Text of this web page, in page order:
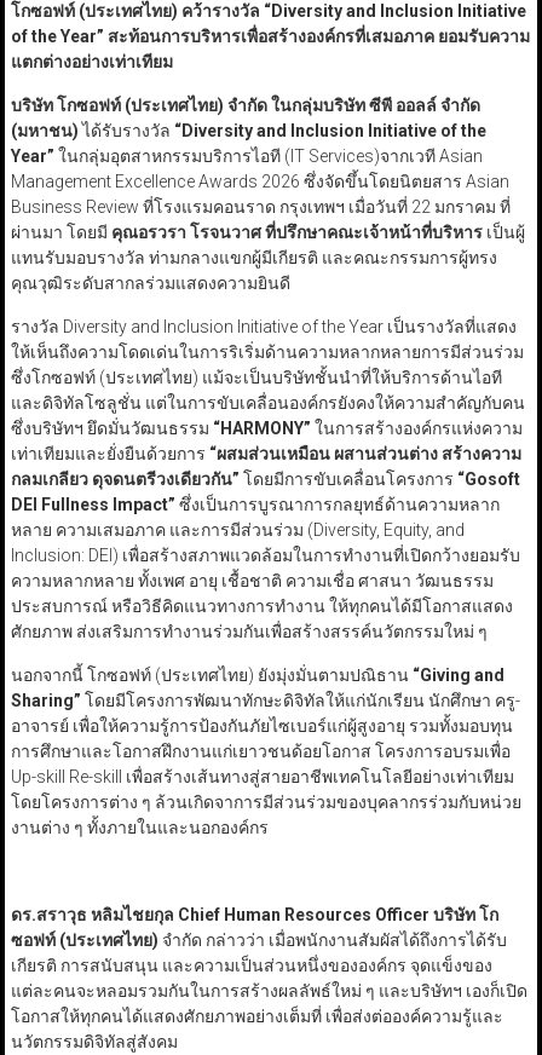
โกซอฟท์ (ประเทศไทย) คว้ารางวัล “Diversity and Inclusion Initiative
of the Year” สะท้อนการบริหารเพื่อสร้างองค์กรที่เสมอภาค ยอมรับความ
แตกต่างอย่างเท่าเทียม
บริษัท โกซอฟท์ (ประเทศไทย) จำกัด ในกลุ่มบริษัท ซีพี ออลล์ จำกัด
(มหาชน)ได้รับรางวัล “Diversity and Inclusion Initiative of the
Year” ในกลุ่มอุตสาหกรรมบริการไอที (IT Services)จากเวที Asian
Management Excellence Awards 2026 ซึ่งจัดขึ้นโดยนิตยสาร Asian
Business Review ที่โรงแรมคอนราด กรุงเทพฯ เมื่อวันที่ 22 มกราคม ที่
ผ่านมา โดยมี คุณอรวรา โรจนวาศ ที่ปรึกษาคณะเจ้าหน้าที่บริหารเป็นผู้
แทนรับมอบรางวัล ท่ามกลางแขกผู้มีเกียรติ และคณะกรรมการผู้ทรง
คุณวุฒิระดับสากลร่วมแสดงความยินดี
รางวัล Diversity and Inclusion Initiative of the Year เป็นรางวัลที่แสดง
ให้เห็นถึงความโดดเด่นในการริเริ่มด้านความหลากหลายการมีส่วนร่วม
ซึ่งโกซอฟท์ (ประเทศไทย) แม้จะเป็นบริษัทชั้นนำที่ให้บริการด้านไอที
และดิจิทัลโซลูชั่น แต่ในการขับเคลื่อนองค์กรยังคงให้ความสำคัญกับคน
ซึ่งบริษัทฯ ยึดมั่นวัฒนธรรม “HARMONY” ในการสร้างองค์กรแห่งความ
เท่าเทียมและยั่งยืนด้วยการ “ผสมส่วนเหมือน ผสานส่วนต่าง สร้างความ
กลมเกลียว ดุจดนตรีวงเดียวกัน” โดยมีการขับเคลื่อนโครงการ “Gosoft
DEI Fullness Impact” ซึ่งเป็นการบูรณาการกลยุทธ์ด้านความหลาก
หลาย ความเสมอภาค และการมีส่วนร่วม (Diversity, Equity, and
Inclusion: DEI) เพื่อสร้างสภาพแวดล้อมในการทำงานที่เปิดกว้างยอมรับ
ความหลากหลาย ทั้งเพศ อายุ เชื้อชาติ ความเชื่อ ศาสนา วัฒนธรรม
ประสบการณ์ หรือวิธีคิดแนวทางการทำงาน ให้ทุกคนได้มีโอกาสแสดง
ศักยภาพ ส่งเสริมการทำงานร่วมกันเพื่อสร้างสรรค์นวัตกรรมใหม่ ๆ
นอกจากนี้ โกซอฟท์ (ประเทศไทย) ยังมุ่งมั่นตามปณิธาน “Giving and
Sharing” โดยมีโครงการพัฒนาทักษะดิจิทัลให้แก่นักเรียน นักศึกษา ครู-
อาจารย์ เพื่อให้ความรู้การป้องกันภัยไซเบอร์แก่ผู้สูงอายุ รวมทั้งมอบทุน
การศึกษาและโอกาสฝึกงานแก่เยาวชนด้อยโอกาส โครงการอบรมเพื่อ
Up-skill Re-skill เพื่อสร้างเส้นทางสู่สายอาชีพเทคโนโลยีอย่างเท่าเทียม
โดยโครงการต่าง ๆ ล้วนเกิดจาการมีส่วนร่วมของบุคลากรร่วมกับหน่วย
งานต่าง ๆ ทั้งภายในและนอกองค์กร
ดร.สราวุธ หลิมไชยกุล Chief Human Resources Officer บริษัท โก
ซอฟท์ (ประเทศไทย) จำกัด กล่าวว่า เมื่อพนักงานสัมผัสได้ถึงการได้รับ
เกียรติ การสนับสนุน และความเป็นส่วนหนึ่งขององค์กร จุดแข็งของ
แต่ละคนจะหลอมรวมกันในการสร้างผลลัพธ์ใหม่ ๆ และบริษัทฯ เองก็เปิด
โอกาสให้ทุกคนได้แสดงศักยภาพอย่างเต็มที่ เพื่อส่งต่อองค์ความรู้และ
นวัตกรรมดิจิทัลสู่สังคม